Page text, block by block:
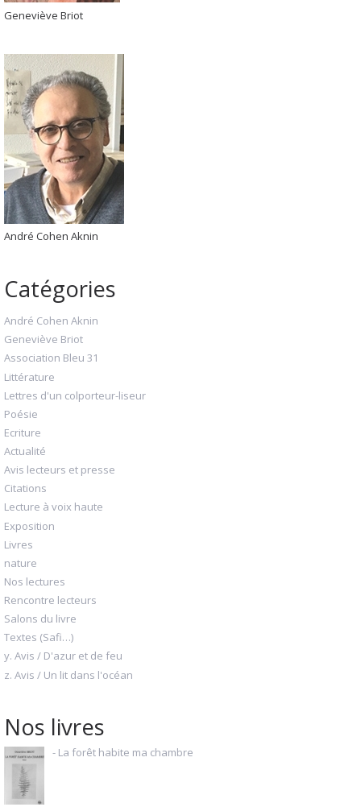
Geneviève Briot
André Cohen Aknin
Catégories
André Cohen Aknin
Geneviève Briot
Association Bleu 31
Littérature
Lettres d'un colporteur-liseur
Poésie
Ecriture
Actualité
Avis lecteurs et presse
Citations
Lecture à voix haute
Exposition
Livres
nature
Nos lectures
Rencontre lecteurs
Salons du livre
Textes (Safi…)
y. Avis / D'azur et de feu
z. Avis / Un lit dans l'océan
Nos livres
- La forêt habite ma chambre